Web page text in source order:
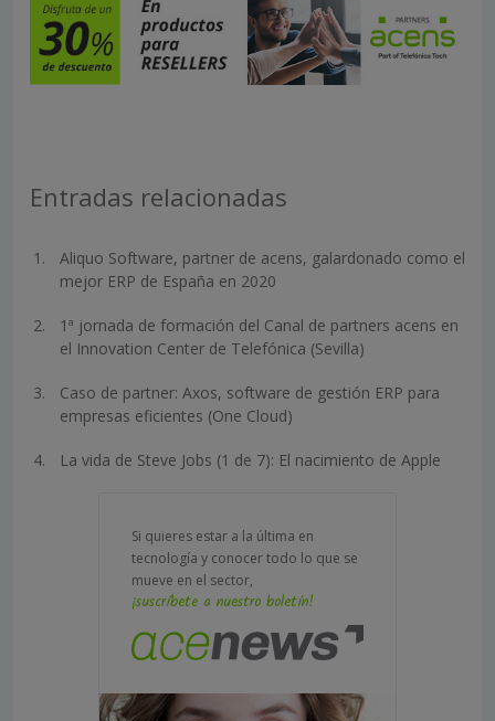
Entradas relacionadas
Aliquo Software, partner de acens, galardonado como el
mejor ERP de España en 2020
1ª jornada de formación del Canal de partners acens en
el Innovation Center de Telefónica (Sevilla)
Caso de partner: Axos, software de gestión ERP para
empresas eficientes (One Cloud)
La vida de Steve Jobs (1 de 7): El nacimiento de Apple
Si quieres estar a la última en
tecnología y conocer todo lo que se
mueve en el sector,
¡suscríbete a nuestro boletín!